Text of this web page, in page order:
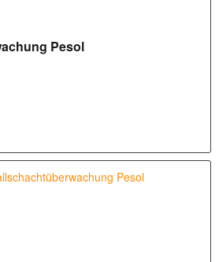
Pesol